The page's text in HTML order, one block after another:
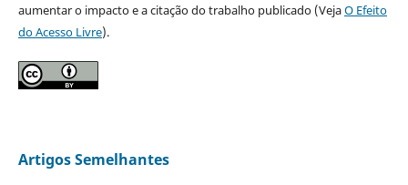
aumentar o impacto e a citação do trabalho publicado (VejaO Efeito
do Acesso Livre).
Artigos Semelhantes